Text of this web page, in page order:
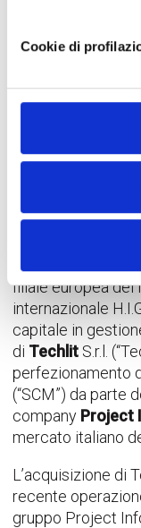
Cookie di
di Techlit e
Project
L’investimento
commerciale del
posizionamento
digitale
Milano, 25 maggio
filiale europea del
internazionale
capitale in
di TechlitS.r.l.
perfezionamento
(“SCM”) da parte
company Project
mercato italiano
L’acquisizione di
recente
gruppo Project